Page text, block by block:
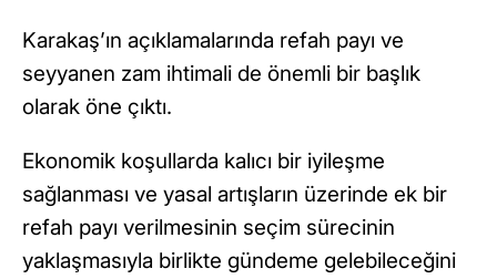
Karakaş’ın açıklamalarında refah payı ve
seyyanen zam ihtimali de önemli bir başlık
olarak öne çıktı.
Ekonomik koşullarda kalıcı bir iyileşme
sağlanması ve yasal artışların üzerinde ek bir
refah payı verilmesinin seçim sürecinin
yaklaşmasıyla birlikte gündeme gelebileceğini